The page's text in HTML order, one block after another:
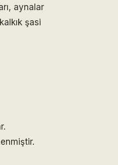
aynalar
şasi